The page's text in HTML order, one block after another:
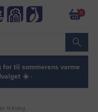
0
til sommerens varme
☀️ ·
til kvæg